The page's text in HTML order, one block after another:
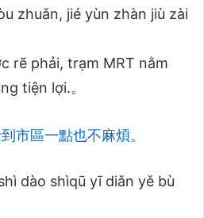
zhuǎn, jié yùn zhàn jiù zài
rẽ phải, trạm MRT nằm
tiện lợi.。
市區一點也不麻煩。
dào shìqū yī diǎn yě bù